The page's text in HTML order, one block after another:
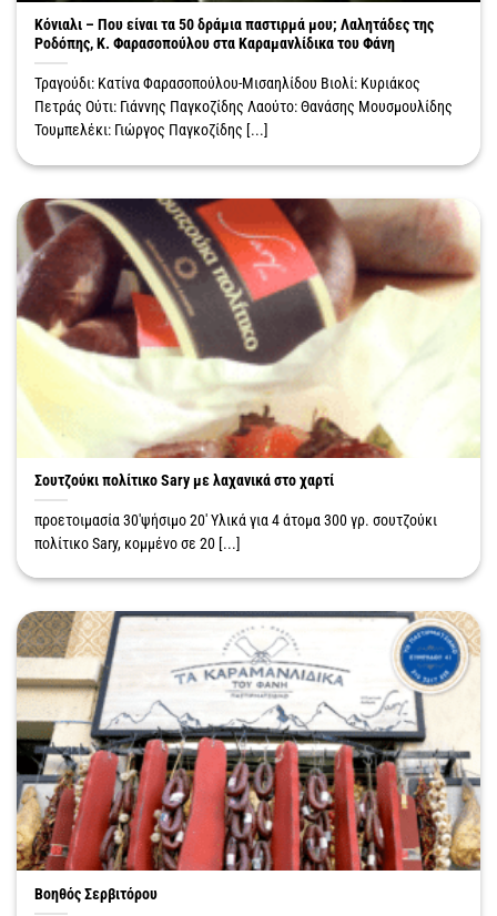
Κόνιαλι – Που είναι τα 50 δράμια παστιρμά μου; Λαλητάδες της
Ροδόπης, Κ. Φαρασοπούλου στα Καραμανλίδικα του Φάνη
Τραγούδι: Κατίνα Φαρασοπούλου-Μισαηλίδου Βιολί: Κυριάκος
Πετράς Ούτι: Γιάννης Παγκοζίδης Λαούτο: Θανάσης Μουσμουλίδης
Τουμπελέκι: Γιώργος Παγκοζίδης [...]
Σουτζούκι πολίτικο Sary με λαχανικά στο χαρτί
προετοιμασία 30′ψήσιμο 20′ Yλικά για 4 άτομα 300 γρ. σουτζούκι
πολίτικο Sary, κομμένο σε 20 [...]
Βοηθός Σερβιτόρου